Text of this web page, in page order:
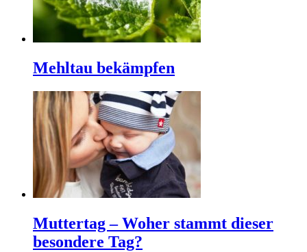
Mehltau bekämpfen
Muttertag – Woher stammt dieser
besondere Tag?